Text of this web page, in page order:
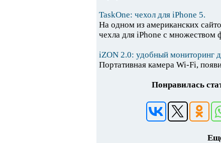
TaskOne: чехол для iPhone 5.
На одном из американских
чехла для iPhone с множеством
iZON 2.0: удобный мониторинг
Портативная камера Wi-Fi,
Понравилась